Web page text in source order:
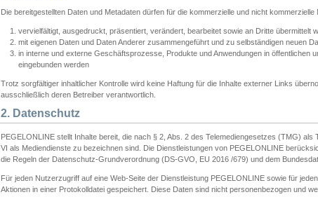
Die bereitgestellten Daten und Metadaten dürfen für die kommerzielle und nicht
vervielfältigt, ausgedruckt, präsentiert, verändert, bearbeitet sowie an Dritte übermittelt
mit eigenen Daten und Daten Anderer zusammengeführt und zu selbständigen neuen
in interne und externe Geschäftsprozesse, Produkte und Anwendungen in öffentlichen
eingebunden werden
Trotz sorgfältiger inhaltlicher Kontrolle wird keine Haftung für die Inhalte externer Links
ausschließlich deren Betreiber verantwortlich.
2. Datenschutz
PEGELONLINE stellt Inhalte bereit, die nach § 2, Abs. 2 des Telemediengesetzes (TMG)
VI als Mediendienste zu bezeichnen sind. Die Dienstleistungen von PEGELONLINE
die Regeln der Datenschutz-Grundverordnung (DS-GVO, EU 2016 /679) und dem
Für jeden Nutzerzugriff auf eine Web-Seite der Dienstleistung PEGELONLINE sowie für
Aktionen in einer Protokolldatei gespeichert. Diese Daten sind nicht personenbezogen und